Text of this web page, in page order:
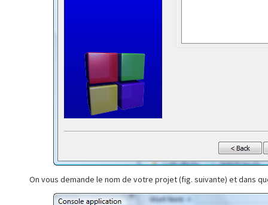
On vous demande le nom de votre projet (fig. suivante) et dans